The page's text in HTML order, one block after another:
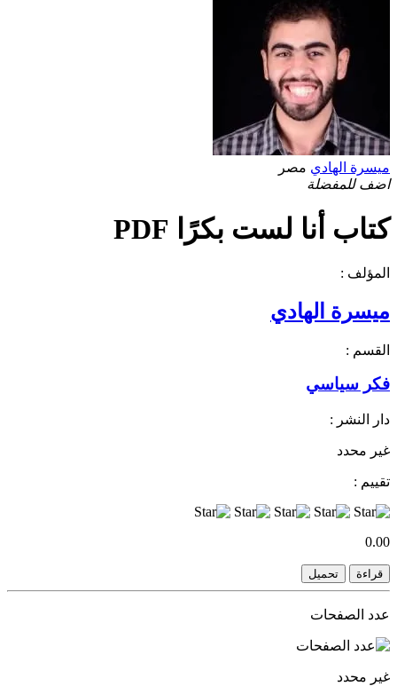
ميسرة الهادي مصر
اضف للمفضلة
كتاب أنا لست بكرًا PDF
المؤلف :
ميسرة الهادي
القسم :
فكر سياسي
دار النشر :
غير محدد
تقييم :
0.00
قراءة تحميل
عدد الصفحات
غير محدد